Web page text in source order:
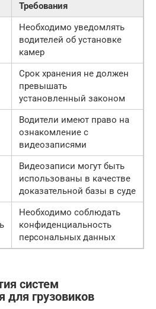
Требования
Необходимо уведомлять
водителей об установке
камер
Срок хранения не должен
превышать
установленный законом
Водители имеют право на
ознакомление с
видеозаписями
Видеозаписи могут быть
использованы в качестве
доказательной базы в суде
Необходимо соблюдать
конфиденциальность
персональных данных
систем
для грузовиков